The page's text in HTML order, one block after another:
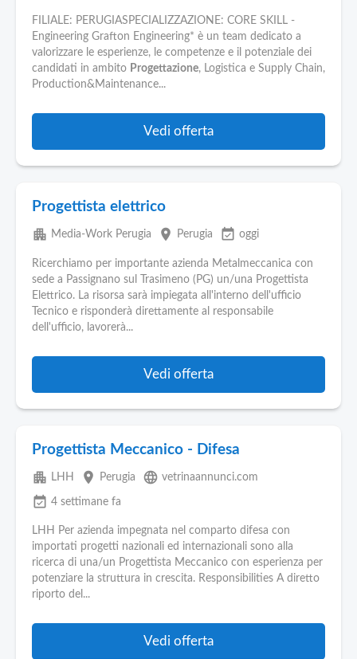
FILIALE: PERUGIASPECIALIZZAZIONE: CORE SKILL -
Engineering Grafton Engineering* è un team dedicato a
valorizzare le esperienze, le competenze e il potenziale dei
candidati in ambito Progettazione, Logistica e Supply Chain,
Production&Maintenance...
Vedi offerta
Progettista elettrico
apartment Media-Work Perugia place Perugia event_available oggi
Ricerchiamo per importante azienda Metalmeccanica con
sede a Passignano sul Trasimeno (PG) un/una Progettista
Elettrico. La risorsa sarà impiegata all'interno dell'ufficio
Tecnico e risponderà direttamente al responsabile
dell'ufficio, lavorerà...
Vedi offerta
Progettista Meccanico - Difesa
apartment LHH place Perugia language vetrinaannunci.com
event_available 4 settimane fa
LHH Per azienda impegnata nel comparto difesa con
importati progetti nazionali ed internazionali sono alla
ricerca di una/un Progettista Meccanico con esperienza per
potenziare la struttura in crescita. Responsibilities A diretto
riporto del...
Vedi offerta